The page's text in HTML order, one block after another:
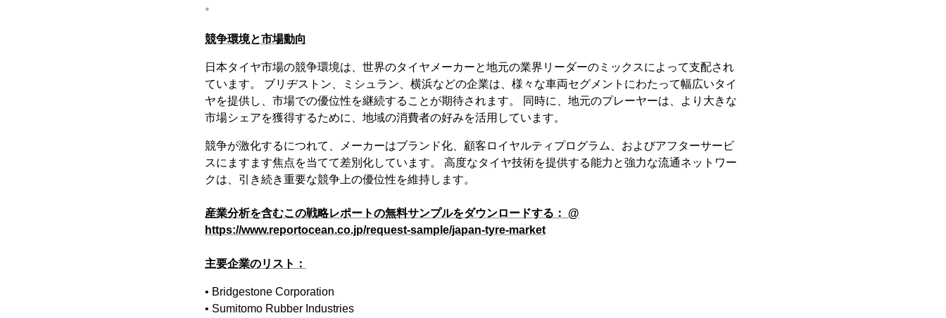
。
競争環境と市場動向
日本タイヤ市場の競争環境は、世界のタイヤメーカーと地元の業界リーダーのミックスによって支配され
ています。 ブリヂストン、ミシュラン、横浜などの企業は、様々な車両セグメントにわたって幅広いタイ
ヤを提供し、市場での優位性を継続することが期待されます。 同時に、地元のプレーヤーは、より大きな
市場シェアを獲得するために、地域の消費者の好みを活用しています。
競争が激化するにつれて、メーカーはブランド化、顧客ロイヤルティプログラム、およびアフターサービ
スにますます焦点を当てて差別化しています。 高度なタイヤ技術を提供する能力と強力な流通ネットワー
クは、引き続き重要な競争上の優位性を維持します。
産業分析を含むこの戦略レポートの無料サンプルをダウンロードする： @
https://www.reportocean.co.jp/request-sample/japan-tyre-market
主要企業のリスト：
• Bridgestone Corporation
• Sumitomo Rubber Industries